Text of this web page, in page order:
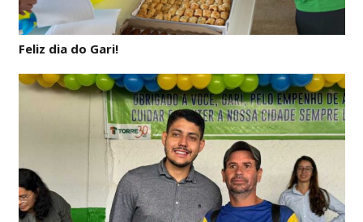
Feliz dia do Gari!